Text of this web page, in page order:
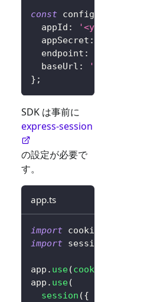
const config
  appId
: '<your-
  appSecret
:
  endpoint
:
  baseUrl
: '<your-
} ;
SDK は事前に
express-session
の設定が必要で
す。
app.ts
import cookieParser
import session
app . use(cookieParser
app . use(
session ({